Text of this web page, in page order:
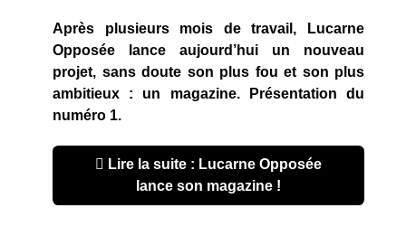
Après plusieurs mois de travail, Lucarne
Opposée lance aujourd’hui un nouveau
projet, sans doute son plus fou et son plus
ambitieux : un magazine. Présentation du
numéro 1.
Lire la suite : Lucarne Opposée
lance son magazine !